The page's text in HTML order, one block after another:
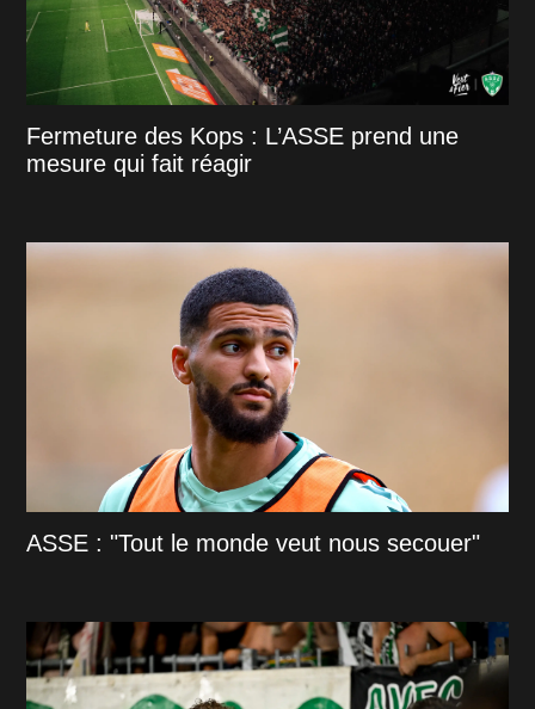
Fermeture des Kops : L’ASSE prend une
mesure qui fait réagir
ASSE : "Tout le monde veut nous secouer"